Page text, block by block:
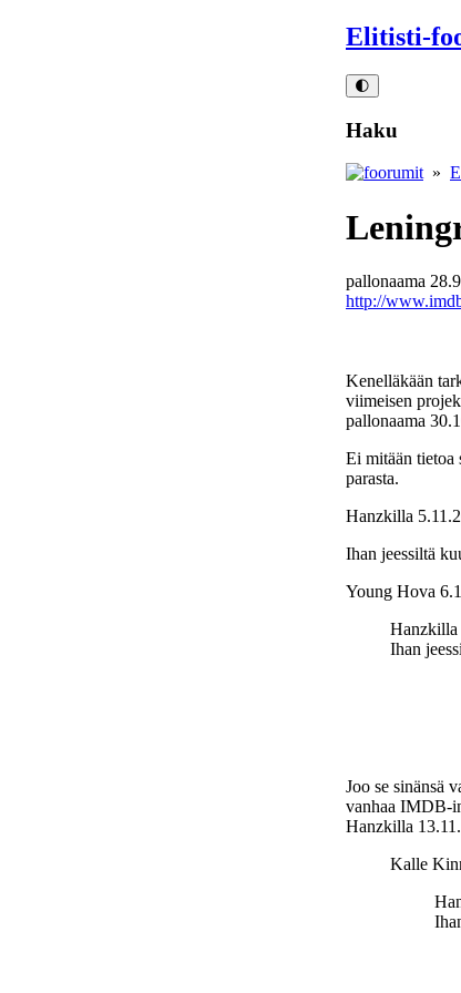
Elitisti-
🌓
Haku
»
pallonaama
http://
Kenelläkään
viimeisen
pallonaama
Ei mitään tietoa
parasta.
Hanzkilla
Ihan jeessiltä
Young Hova
Hanzkilla
Ihan
Joo se sinänsä
vanhaa IMDB-
Hanzkilla
Kalle